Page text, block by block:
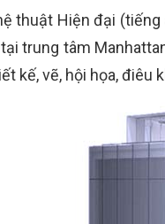
thuật Hiện đại
trung tâm
kế, vẽ, hội họa, điêu